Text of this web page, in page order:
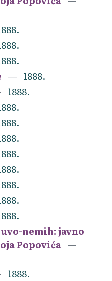
1888.
1888.
nemih: javno
Popovića
1888.